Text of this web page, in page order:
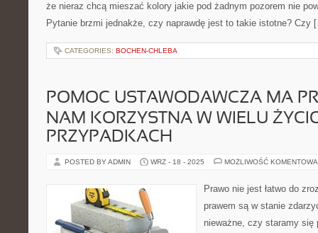
że nieraz chcą mieszać kolory jakie pod żadnym pozorem nie
Pytanie brzmi jednakże, czy naprawdę jest to takie istotne? Czy
CATEGORIES: BOCHEN-CHLEBA
POMOC USTAWODAWCZA MA
NAM KORZYSTNA W WIELU
PRZYPADKACH
POSTED BY ADMIN WRZ - 18 - 2025 MOŻLIWOŚĆ
Prawo nie jest łatwo do
prawem są w stanie
nieważne, czy staramy